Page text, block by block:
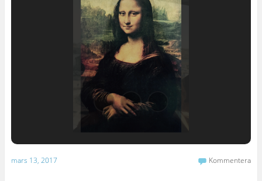
mars 13, 2017 Kommentera